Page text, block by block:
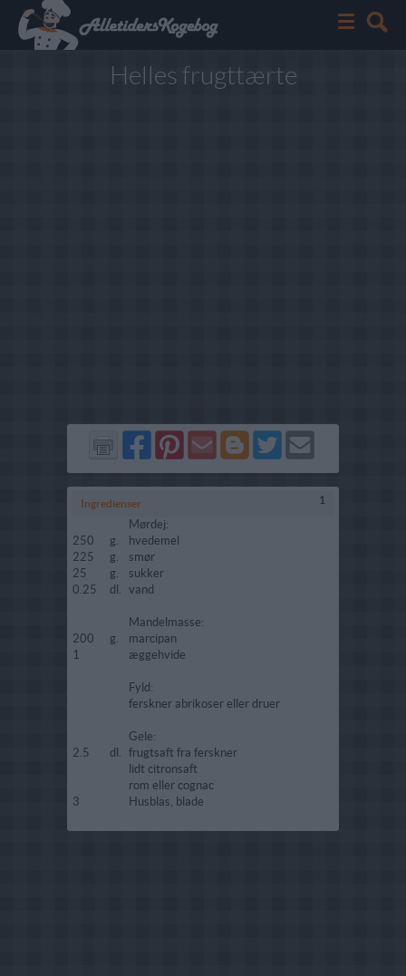
Helles frugttærte
Del
på
Facebook
Del
på
Pinterest
Send
via
GMail
Del
på
Blogger
Del
på
Twitter
Send
Ingredienser 1
Mørdej:
250
g.
hvedemel
225
g.
smør
25
g.
sukker
0.25
dl. vand
Mandelmasse:
200
g.
marcipan
1
æggehvide
Fyld:
ferskner abrikoser eller druer
Gele:
2.5
dl. frugtsaft fra ferskner
lidt citronsaft
rom eller cognac
3
Husblas, blade